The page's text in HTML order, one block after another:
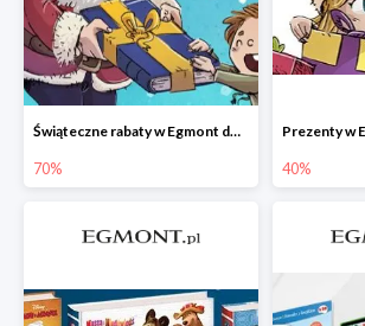
Świąteczne rabaty w Egmont do -70%
70% 40%